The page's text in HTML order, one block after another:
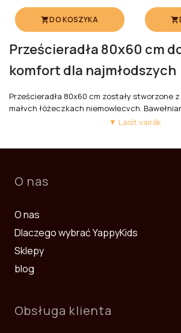
DO KOSZYKA
Prześcieradła 80x60 cm
komfort dla najmłodszych
Prześcieradła 80x60 cm zostały stworzone z
małych łóżeczkach niemowlęcych.
gumką dobrze przylega do materaca,
dziecka. Naturalna bawełna wspiera komfort i
Dzięki elastycznej gumce prześcieradło
miejscu i zachowuje kształt nawet po wielu
praktyczny wybór do codziennego
Zobacz również:
Łóżeczka dziecięce
▼ Lasīt vairāk
O nas
О nas
Dlaczego wybrać YappyKids
Sklepy
blog
Obsługa klienta